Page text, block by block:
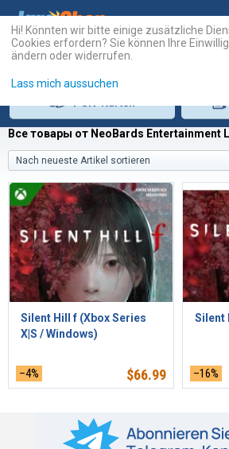
Все товары от NeoBards Entertainment
Nach neueste Artikel sortieren
Silent Hill f (Xbox Series
X|S / Windows)
–4% $66.99
Silent
–16%
Hi! Könnten wir bitte einige zusätzliche
Cookies erfordern? Sie können Ihre
ändern oder widerrufen.
Lass mich aussuchen